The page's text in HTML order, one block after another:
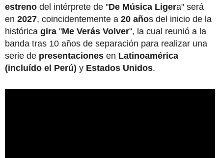
estreno del intérprete de "De Música Ligera" será
en 2027, coincidentemente a 20 años del inicio de la
histórica gira "Me Verás Volver", la cual reunió a la
banda tras 10 años de separación para realizar una
serie de presentaciones en Latinoamérica
(incluído el Perú) y Estados Unidos.